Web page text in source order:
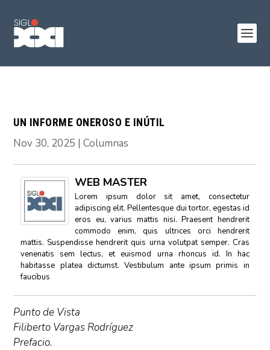
UN INFORME ONEROSO E INÚTIL
Nov 30, 2025 |Columnas
WEB MASTER
Lorem ipsum dolor sit amet, consectetur
adipiscing elit. Pellentesque dui tortor, egestas id
eros eu, varius mattis nisi. Praesent hendrerit
commodo enim, quis ultrices orci hendrerit
mattis. Suspendisse hendrerit quis urna volutpat semper. Cras
venenatis sem lectus, et euismod urna rhoncus id. In hac
habitasse platea dictumst. Vestibulum ante ipsum primis in
faucibus
Punto de Vista
Filiberto Vargas Rodríguez
Prefacio.